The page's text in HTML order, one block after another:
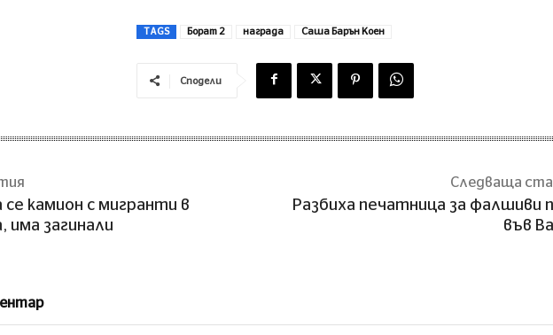
TAGS Борат 2 награда Саша Барън Коен
Сподели
се камион с мигранти в
има загинали
Следваща
Разбиха печатница за фалшиви
във